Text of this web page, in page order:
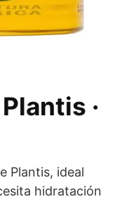
·
Plantis, ideal
hidratación